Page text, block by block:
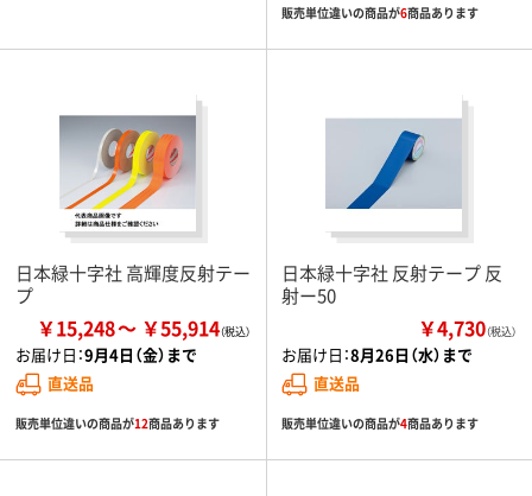
販売単位違いの商品が6商品あります
日本緑十字社 高輝度反射テー
プ
￥15,248 ￥55,914
お届け日：9月4日（金）まで
直送品
販売単位違いの商品が12商品あります
日本緑十字社 反射テープ 反
射ー50
￥4,730（税込）
お届け日：8月26日（水）まで
直送品
販売単位違いの商品が4商品あります